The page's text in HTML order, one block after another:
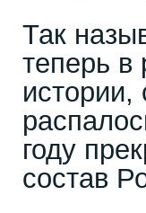
Так
теперь в
году
состав